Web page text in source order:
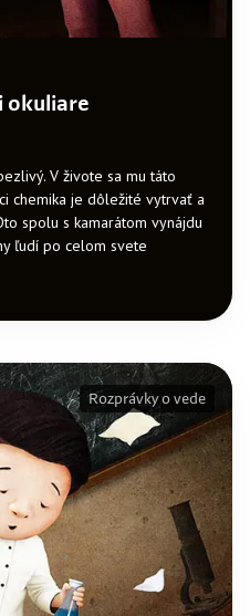
okuliare
V živote sa mu táto
chemika je dôležité vytrvať a
spolu s kamarátom vynájdu
ľudí po celom svete
Rozprávky o vede